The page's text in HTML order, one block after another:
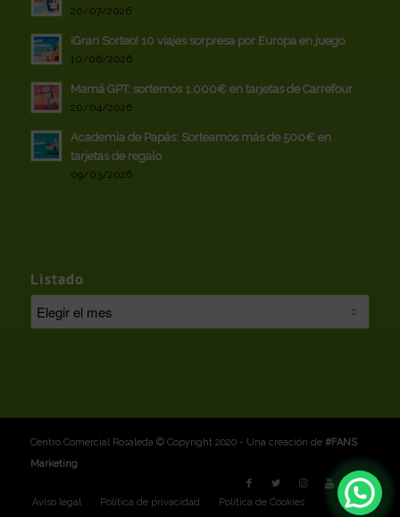
20/07/2026
¡Gran Sorteo! 10 viajes sorpresa por Europa en juego
10/06/2026
Mamá GPT: sortemos 1.000€ en tarjetas de Carrefour
20/04/2026
Academia de Papás: Sorteamos más de 500€ en
tarjetas de regalo
09/03/2026
Listado
Centro Comercial Rosaleda © Copyright 2020 - Una creación de #FANS
Marketing
Aviso legal Política de privacidad Política de Cookies